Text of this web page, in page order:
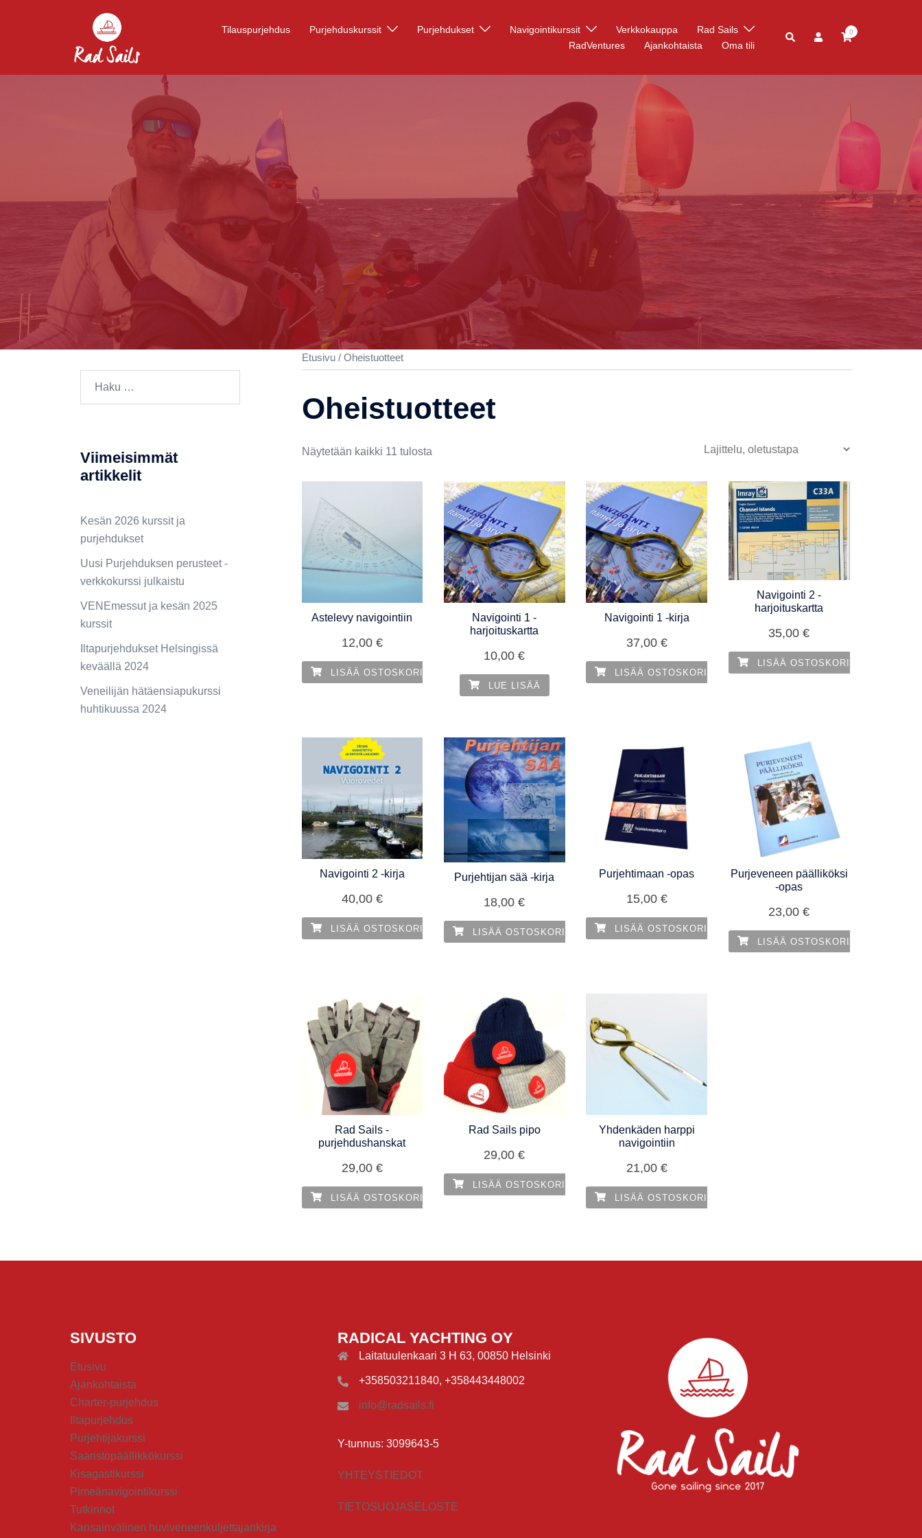
Tilauspurjehdus Purjehduskurssit Purjehdukset Navigointikurssit Verkkokauppa
Rad Sails
RadVentures
Ajankohtaista Oma tili
0
Etusivu/ Oheistuotteet
Oheistuotteet
Näytetään kaikki 11 tulosta
Astelevy navigointiin
12,00 €
LISÄÄ OSTOSKORIIN
Navigointi 1 -
harjoituskartta
10,00€
LUE LISÄÄ
Navigointi 1 -kirja
37,00 €
LISÄÄ OSTOSKORIIN
Navigointi 2 -
harjoituskartta
35,00€
LISÄÄ OSTOSKORIIN
Navigointi 2 -kirja
40,00 €
LISÄÄ OSTOSKORIIN
Purjehtijan sää -kirja
18,00€
LISÄÄ OSTOSKORIIN
Purjehtimaan -opas
15,00 €
LISÄÄ OSTOSKORIIN
Purjeveneen päälliköksi
-opas
23,00€
LISÄÄ OSTOSKORIIN
Rad Sails -
purjehdushanskat
29,00 €
LISÄÄ OSTOSKORIIN
Rad Sails pipo
29,00€
LISÄÄ OSTOSKORIIN
Yhdenkäden harppi
navigointiin
21,00 €
LISÄÄ OSTOSKORIIN
Viimeisimmät
artikkelit
Kesän 2026 kurssit ja
purjehdukset
Uusi Purjehduksen perusteet -
verkkokurssi julkaistu
VENEmessut ja kesän 2025
kurssit
Iltapurjehdukset Helsingissä
keväällä 2024
Veneilijän hätäensiapukurssi
huhtikuussa 2024
SIVUSTO
Etusivu
Ajankohtaista
Charter-purjehdus
Iltapurjehdus
Purjehtijakurssi
Saaristopäällikkökurssi
Kisagastikurssi
Pimeänavigointikurssi
Tutkinnot
Kansainvälinen huviveneenkuljettajankirja
RADICAL YACHTING OY
Laitatuulenkaari 3 H 63, 00850 Helsinki
+358503211840, +358443448002
info@radsails.fi
Y-tunnus: 3099643-5
YHTEYSTIEDOT
TIETOSUOJASELOSTE